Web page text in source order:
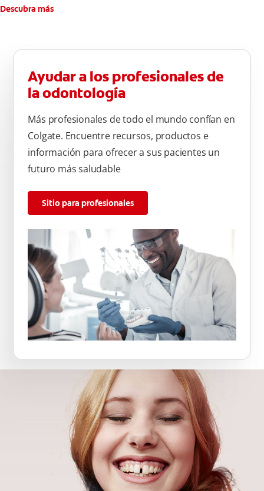
Descubra más
Ayudar a los profesionales de
la odontología
Más profesionales de todo el mundo confían en
Colgate. Encuentre recursos, productos e
información para ofrecer a sus pacientes un
futuro más saludable
Sitio para profesionales